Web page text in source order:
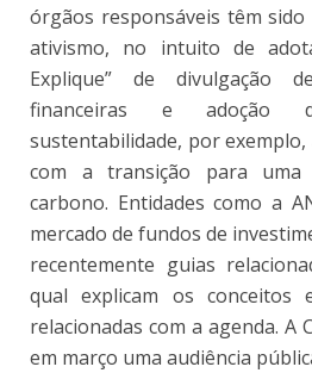
órgãos responsáveis têm
ativismo, no intuito de
Explique” de divulgação
financeiras e adoção
sustentabilidade, por
com a transição para uma
carbono. Entidades como a
mercado de fundos de
recentemente guias
qual explicam os conceitos
relacionadas com a agenda. A
em março uma audiência